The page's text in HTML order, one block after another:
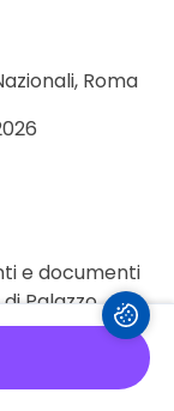
Roma
e documenti
Palazzo
per